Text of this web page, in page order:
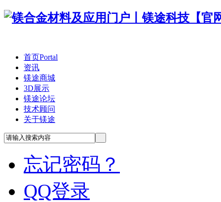
首页Portal
资讯
镁途商城
3D展示
镁途论坛
技术顾问
关于镁途
忘记密码？
QQ登录